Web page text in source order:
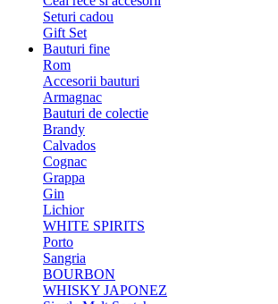
Seturi cadou
Gift Set
Bauturi fine
Rom
Accesorii bauturi
Armagnac
Bauturi de colectie
Brandy
Calvados
Cognac
Grappa
Gin
Lichior
WHITE SPIRITS
Porto
Sangria
BOURBON
WHISKY JAPONEZ